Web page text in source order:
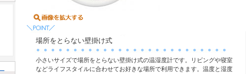
場所をとらない壁掛け式
小さいサイズで場所をとらない壁掛け式の温湿度計です。リビングや寝室
などライフスタイルに合わせてお好きな場所で利用できます。温度と湿度